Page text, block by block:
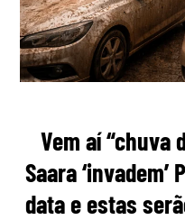
Vem aí “chuva
Saara
data e estas